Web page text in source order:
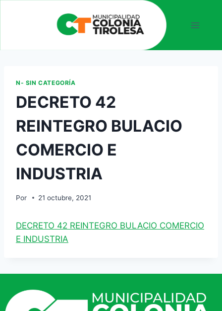
N- SIN CATEGORÍA
DECRETO 42
REINTEGRO BULACIO
COMERCIO E
INDUSTRIA
Por 21 octubre, 2021
DECRETO 42 REINTEGRO BULACIO COMERCIO
E INDUSTRIA